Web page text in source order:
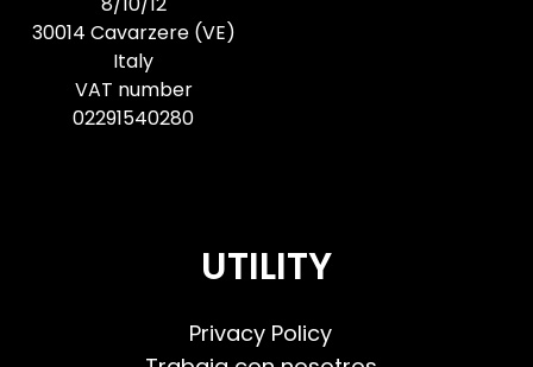
30014 Cavarzere (VE)
Italy
VAT number
02291540280
UTILITY
Privacy Policy